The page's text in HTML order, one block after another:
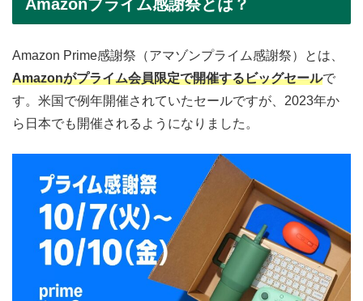
Amazonプライム感謝祭とは？
Amazon Prime感謝祭（アマゾンプライム感謝祭）とは、
Amazonがプライム会員限定で開催するビッグセールで
す。米国で例年開催されていたセールですが、2023年か
ら日本でも開催されるようになりました。